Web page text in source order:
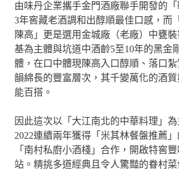
由味丹企業攜手金門酒廠聯手開發的
3年窖藏老酒調和出醇順最佳口感，而
陳高」更是選用金城廠（老廠）中甕
基為主體與坑道中酒齡5至10年的黑金
體，在口中體現陳高入口醇順、落口
韻綿長的豐富層次，其千變萬化的酒
能百搭。
因此這次以「大江南北的中華料理」為
2022連續兩年獲得「米其林餐盤推薦
「南村私廚小酒棧」合作，開啟特窖
站。精挑多道經典且令人驚豔的眷村